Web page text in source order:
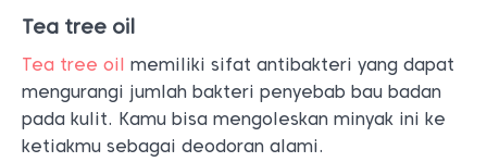
Tea tree oil
Tea tree oil memiliki sifat antibakteri yang dapat
mengurangi jumlah bakteri penyebab bau badan
pada kulit. Kamu bisa mengoleskan minyak ini ke
ketiakmu sebagai deodoran alami.